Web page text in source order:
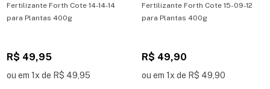
Fertilizante Forth Cote 14-14-14
para Plantas 400g
R$ 49,95
ou em 1x de R$ 49,95
Fertilizante Forth Cote 15-09-12
para Plantas 400g
R$ 49,90
ou em 1x de R$ 49,90